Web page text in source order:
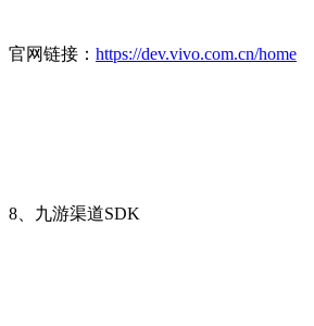
官网链接： https://dev.vivo.com.cn/home
8、九游渠道SDK